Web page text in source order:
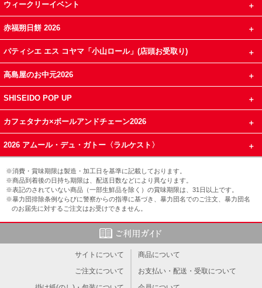
ウィークリーイベント
赤福朔日餅 2026
パティシエ エス コヤマ「小山ロール」(店頭お受取り)
高島屋のお中元2026
SHISEIDO POP UP
カフェタナカ×ボールアンドチェーン2026
2026 アムール・デュ・ガトー〈ラルケスト〉
※消費・賞味期限は製造・加工日を基準に記載しております。
※商品到着後の日持ち期限は、配送日数などにより異なります。
※表記のされていない商品（一部生鮮品を除く）の賞味期限は、31日以上です。
※暴力団排除条例ならびに警察からの指導に基づき、暴力団名でのご注文、暴力団名
のお届先に対するご注文はお受けできません。
サイトについて
商品について
ご注文について
お支払い・配送・受取について